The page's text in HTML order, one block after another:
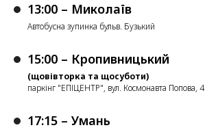
13:00 – Миколаїв
Автобусна зупинка бульв. Бузький
15:00 – Кропивницький
(щовівторка та щосуботи)
паркінг "ЕПІЦЕНТР", вул. Космонавта Попова, 4
17:15 – Умань